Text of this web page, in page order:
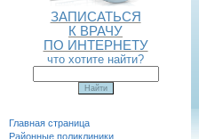
ЗАПИСАТЬСЯ
К ВРАЧУ
ПО ИНТЕРНЕТУ
что хотите найти?
Главная страница
Районные поликлиники